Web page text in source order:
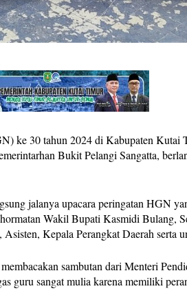
ke 30 tahun 2024 di Kabupaten Kutai
Bukit Pelangi Sangatta,
jalanya upacara peringatan HGN
Wakil Bupati Kasmidi Bulang,
Kepala Perangkat Daerah serta
sambutan dari Menteri
guru sangat mulia karena memiliki